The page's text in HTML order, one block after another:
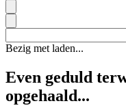
Bezig met laden...
Even geduld
opgehaald...